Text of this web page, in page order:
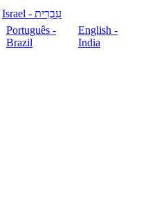
עִבְרִית - Israel
Português -
Brazil
English -
India